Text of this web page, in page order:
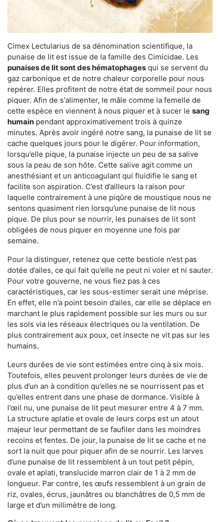
Cimex Lectularius de sa dénomination scientifique, la
punaise de lit est issue de la famille des Cimicidae. Les
punaises de lit sont des hématophages qui se servent du
gaz carbonique et de notre chaleur corporelle pour nous
repérer. Elles profitent de notre état de sommeil pour nous
piquer. Afin de s'alimenter, le mâle comme la femelle de
cette espèce en viennent à nous piquer et à sucer le sang
humain pendant approximativement trois à quinze
minutes. Après avoir ingéré notre sang, la punaise de lit se
cache quelques jours pour le digérer. Pour information,
lorsqu’elle pique, la punaise injecte un peu de sa salive
sous la peau de son hôte. Cette salive agit comme un
anesthésiant et un anticoagulant qui fluidifie le sang et
facilite son aspiration. C’est d’ailleurs la raison pour
laquelle contrairement à une piqûre de moustique nous ne
sentons quasiment rien lorsqu’une punaise de lit nous
pique. De plus pour se nourrir, les punaises de lit sont
obligées de nous piquer en moyenne une fois par
semaine.
Pour la distinguer, retenez que cette bestiole n’est pas
dotée d’ailes, ce qui fait qu’elle ne peut ni voler et ni sauter.
Pour votre gouverne, ne vous fiez pas à ces
caractéristiques, car les sous-estimer serait une méprise.
En effet, elle n’a point besoin d’ailes, car elle se déplace en
marchant le plus rapidement possible sur les murs ou sur
les sols via les réseaux électriques ou la ventilation. De
plus contrairement aux poux, cet insecte ne vit pas sur les
humains.
Leurs durées de vie sont estimées entre cinq à six mois.
Toutefois, elles peuvent prolonger leurs durées de vie de
plus d’un an à condition qu’elles ne se nourrissent pas et
qu’elles entrent dans une phase de dormance. Visible à
l’œil nu, une punaise de lit peut mesurer entre 4 à 7 mm.
La structure aplatie et ovale de leurs corps est un atout
majeur leur permettant de se faufiler dans les moindres
recoins et fentes. De jour, la punaise de lit se cache et ne
sort la nuit que pour piquer afin de se nourrir. Les larves
d’une punaise de lit ressemblent à un tout petit pépin,
ovale et aplati, translucide marron clair de 1 à 2 mm de
longueur. Par contre, les œufs ressemblent à un grain de
riz, ovales, écrus, jaunâtres ou blanchâtres de 0,5 mm de
large et d’un millimètre de long.